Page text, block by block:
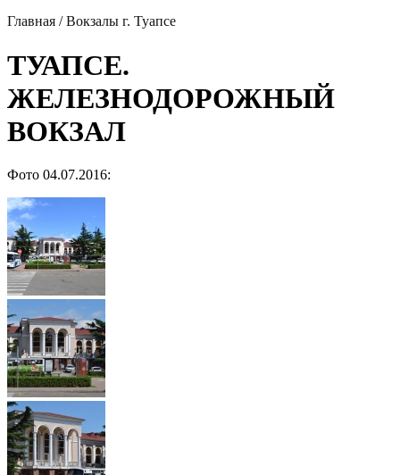
Главная /Вокзалы г. Туапсе
ТУАПСЕ.
ЖЕЛЕЗНОДОРОЖНЫЙ
ВОКЗАЛ
Фото 04.07.2016: